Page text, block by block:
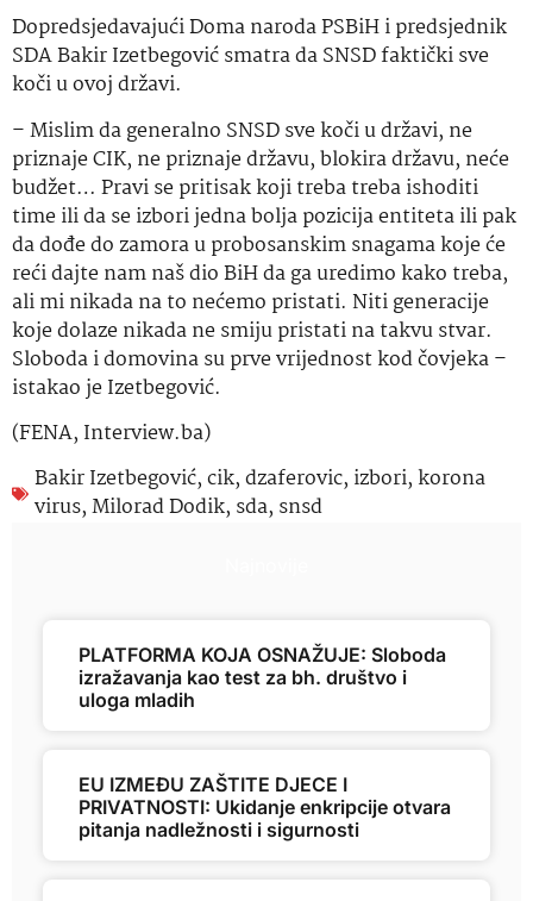
Dopredsjedavajući Doma naroda PSBiH i predsjednik
SDA Bakir Izetbegović smatra da SNSD faktički sve
koči u ovoj državi.
– Mislim da generalno SNSD sve koči u državi, ne
priznaje CIK, ne priznaje državu, blokira državu, neće
budžet… Pravi se pritisak koji treba treba ishoditi
time ili da se izbori jedna bolja pozicija entiteta ili pak
da dođe do zamora u probosanskim snagama koje će
reći dajte nam naš dio BiH da ga uredimo kako treba,
ali mi nikada na to nećemo pristati. Niti generacije
koje dolaze nikada ne smiju pristati na takvu stvar.
Sloboda i domovina su prve vrijednost kod čovjeka –
istakao je Izetbegović.
(FENA, Interview.ba)
Bakir Izetbegović,cik,dzaferovic, izbori,korona
virus,Milorad Dodik, sda, snsd
PLATFORMA KOJA OSNAŽUJE: Sloboda
izražavanja kao test za bh. društvo i
uloga mladih
EU IZMEĐU ZAŠTITE DJECE I
PRIVATNOSTI: Ukidanje enkripcije otvara
pitanja nadležnosti i sigurnosti